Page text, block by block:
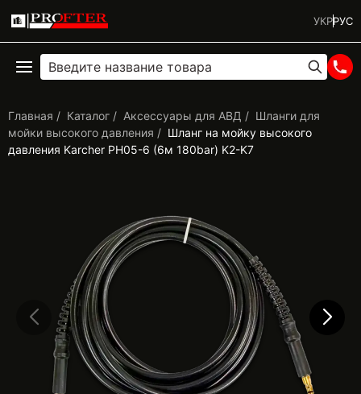
УКРРУС
Главная Каталог Аксессуары для АВД
Шланги для
мойки высокого давления
Шланг на мойку высокого
давления Karcher PH05-6 (6м 180bar) K2-K7